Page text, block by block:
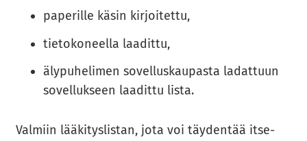
paperille käsin kirjoitettu,
tietokoneella laadittu,
älypuhelimen sovelluskaupasta ladattuun
sovellukseen laadittu lista.
Val­miin lää­ki­tys­lis­tan, jota voi täy­den­tää it­se­